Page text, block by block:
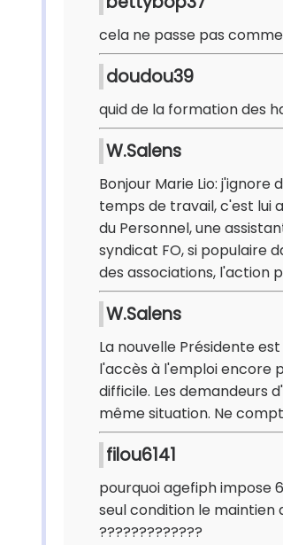
cela ne passe pas comme
doudou39
quid de la formation des
W.Salens
Bonjour Marie Lio:
temps de travail, c'est lui
du Personnel, une
syndicat FO, si populaire
des associations, l'action
W.Salens
La nouvelle Présidente
l'accès à l'emploi encore
difficile. Les demandeurs
même situation. Ne
filou6141
pourquoi agefiph impose
seul condition le maintien
?????????????